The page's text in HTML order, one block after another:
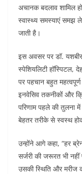
अचानक बदलाव शामिल
स्वास्थ्य समस्याएं समझ
जाती है।
इस अवसर पर डॉ.
स्पेशियलिटी
पर पहचान बहुत महत्वपूर्ण
इनवेसिव तकनीकों और
परिणाम पहले की तुलना
बेहतर तरीके से स्वस्थ
उन्होंने आगे कहा, “हर
सर्जरी की जरूरत भी
उसकी स्थिति और मरीज